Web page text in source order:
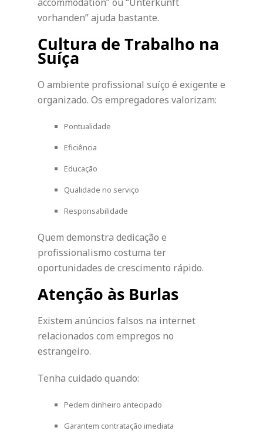
vorhanden” ajuda bastante.
Cultura de Trabalho na
Suíça
O ambiente profissional suíço é exigente e
organizado. Os empregadores valorizam:
Pontualidade
Eficiência
Educação
Qualidade no serviço
Responsabilidade
Quem demonstra dedicação e
profissionalismo costuma ter
oportunidades de crescimento rápido.
Atenção às Burlas
Existem anúncios falsos na internet
relacionados com empregos no
estrangeiro.
Tenha cuidado quando:
Pedem dinheiro antecipado
Garantem contratação imediata